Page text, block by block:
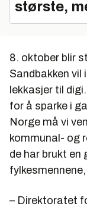
største,
8. oktober blir
Sandbakken vil
lekkasjer til
for å sparke i
Norge må vi
kommunal- og
de har brukt en
– Direktoratet